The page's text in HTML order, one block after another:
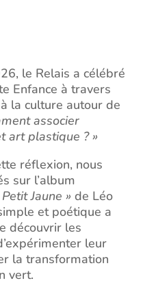
le Relais a célébré
Enfance à travers
la culture autour de
associer
art plastique ? »
réflexion, nous
sur l’album
Jaune » de Léo
et poétique a
découvrir les
leur
la transformation
vert.